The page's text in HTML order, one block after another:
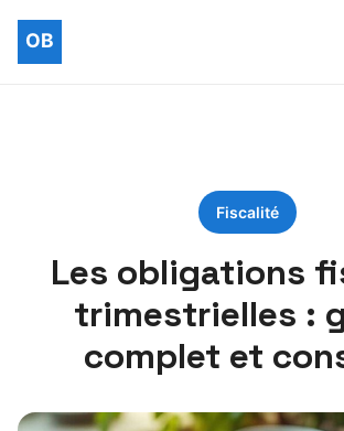
Fiscalité
Les obligations
trimestrielles :
complet et